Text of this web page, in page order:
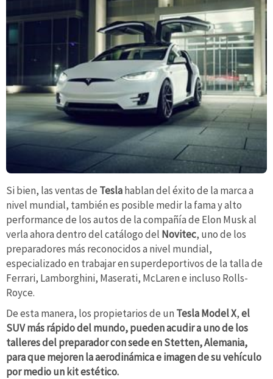
Si bien, las ventas de Teslahablan del éxito de la marca a
nivel mundial, también es posible medir la fama y alto
performance de los autos de la compañía de Elon Musk al
verla ahora dentro del catálogo del Novitec, uno de los
preparadores más reconocidos a nivel mundial,
especializado en trabajar en superdeportivos de la talla de
Ferrari, Lamborghini, Maserati, McLaren e incluso Rolls-
Royce.
De esta manera, los propietarios de un Tesla Model X,el
SUV más rápido del mundo, pueden acudir a uno de los
talleres del preparador con sede en Stetten, Alemania,
para que mejoren la aerodinámica e imagen de su vehículo
por medio un kit estético.